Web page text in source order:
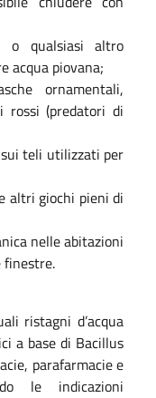
o qualsiasi altro
acqua piovana;
ornamentali,
rossi (predatori di
sui teli utilizzati per
altri giochi pieni di
nelle abitazioni
finestre.
ristagni d’acqua
a base di Bacillus
parafarmacie e
le indicazioni